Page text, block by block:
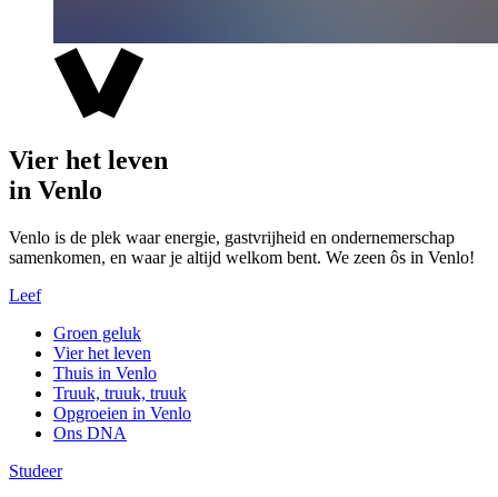
Vier het leven
in Venlo
Venlo is de plek waar energie, gastvrijheid en ondernemerschap
samenkomen, en waar je altijd welkom bent. We zeen ôs in Venlo!
Leef
Groen geluk
Vier het leven
Thuis in Venlo
Truuk, truuk, truuk
Opgroeien in Venlo
Ons DNA
Studeer